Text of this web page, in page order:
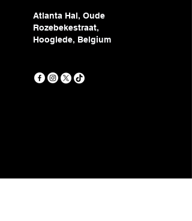
Atlanta Hal, Oude
Rozebekestraat,
Hooglede, Belgium